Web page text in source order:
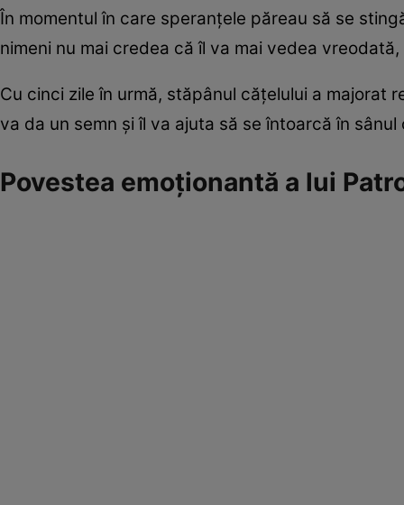
În momentul în care speranțele păreau să se
nimeni nu mai credea că îl va mai vedea
Cu cinci zile în urmă, stăpânul cățelului a majorat
va da un semn și îl va ajuta să se întoarcă în
Povestea emoționantă a lui